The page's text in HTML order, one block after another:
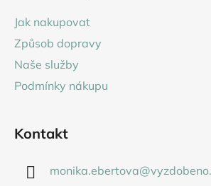
Jak nakupovat
Způsob dopravy
Naše služby
Podmínky nákupu
Kontakt
monika.ebertova@